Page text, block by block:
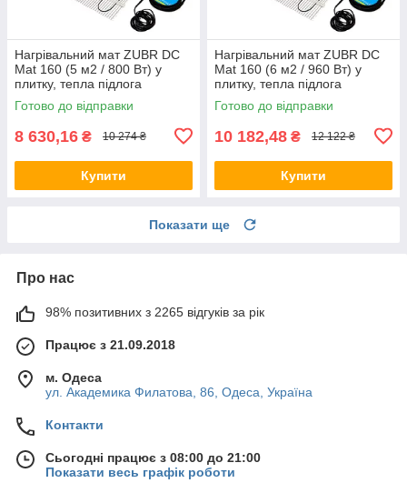
Нагрівальний мат ZUBR DC
Mat 160 (5 м2 / 800 Вт) у
плитку, тепла підлога
електричний Зубр,
двожильний
Готово до відправки
8 630,16 ₴ 10 274 ₴
Купити
Нагрівальний мат ZUBR DC
Mat 160 (6 м2 / 960 Вт) у
плитку, тепла підлога
електричний Зубр,
двожильний
Готово до відправки
10 182,48 ₴ 12 122 ₴
Купити
Показати ще
Про нас
98% позитивних з 2265 відгуків за рік
Працює з 21.09.2018
м. Одеса
ул. Академика Филатова, 86, Одеса, Україна
Контакти
Сьогодні працює з 08:00 до 21:00
Показати весь графік роботи